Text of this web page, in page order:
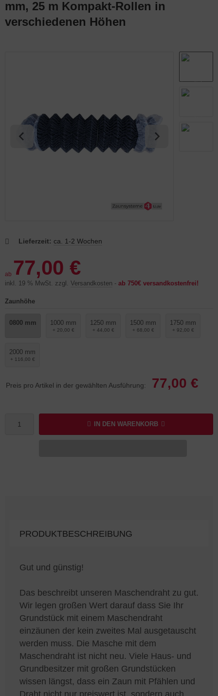
mm, 25 m Kompakt-Rollen in
verschiedenen Höhen
Lieferzeit: ca. 1-2 Wochen
ab 77,00 €
inkl. 19 % MwSt. zzgl. Versandkosten - ab 750€ versandkostenfrei!
Zaunhöhe
0800 mm 1000 mm
+ 20,00 €
1250 mm
+ 44,00 €
1500 mm
+ 68,00 €
1750 mm
+ 92,00 €
2000 mm
+ 116,00 €
Preis pro Artikel in der gewählten Ausführung: 77,00 €
IN DEN WARENKORB
PRODUKTBESCHREIBUNG
Gut und günstig!
Das beschreibt unseren Maschendraht zu gut.
Wir legen großen Wert darauf dass Sie Ihr
Grundstück mit einem Maschendraht
einzäunen der kein zweites Mal ausgetauscht
werden muss. Die Masche mit dem
Maschendraht ist nicht neu. Viele Haus- und
Grundbesitzer mit großen Grundstücken
wissen längst, dass ein Zaun mit Pfählen und
Komplett-Zaunsets
für Tore